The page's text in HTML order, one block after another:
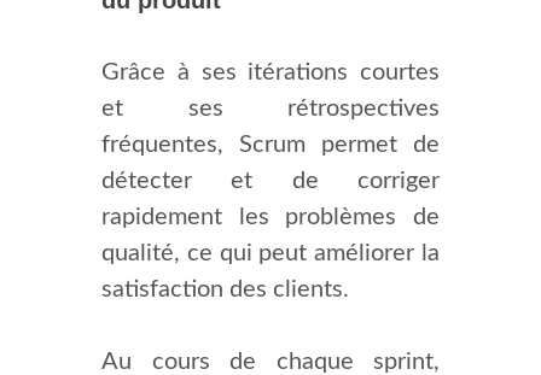
Grâce à ses itérations courtes
et ses rétrospectives
fréquentes, Scrum permet de
détecter et de corriger
rapidement les problèmes de
qualité, ce qui peut améliorer la
satisfaction des clients.
Au cours de chaque sprint,